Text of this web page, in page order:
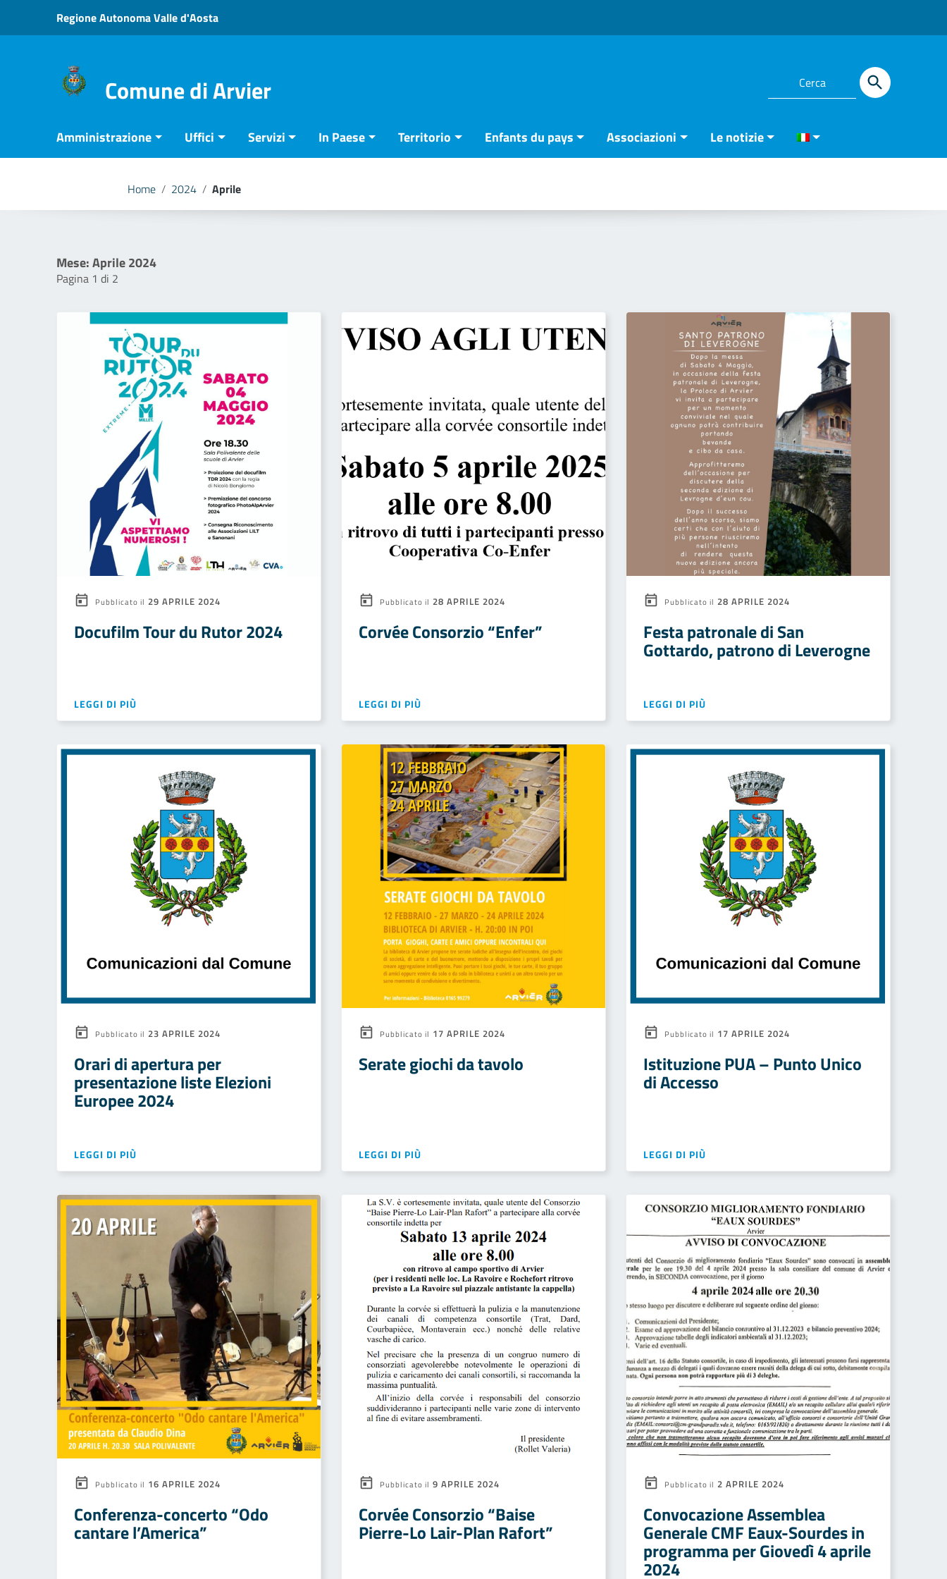
Vai ai contenuti
Vai al menu di navigazione
Regione Autonoma Valle d'Aosta
Comune di Arvier
Amministrazione Uffici Servizi In Paese Territorio Enfants du pays Associazioni Le notizie
Home / 2024 / Aprile
Mese:Aprile 2024
Pagina 1 di 2
Pubblicato il 29 APRILE 2024
Docufilm Tour du Rutor 2024
LEGGI DI PIÙ
Pubblicato il 28 APRILE 2024
Corvée Consorzio “Enfer”
LEGGI DI PIÙ
Pubblicato il 28 APRILE 2024
Festa patronale di San
Gottardo, patrono di Leverogne
LEGGI DI PIÙ
Pubblicato il 23 APRILE 2024
Orari di apertura per
presentazione liste Elezioni
Europee 2024
LEGGI DI PIÙ
Pubblicato il 17 APRILE 2024
Serate giochi da tavolo
LEGGI DI PIÙ
Pubblicato il 17 APRILE 2024
Istituzione PUA – Punto Unico
di Accesso
LEGGI DI PIÙ
Pubblicato il 16 APRILE 2024
Conferenza-concerto “Odo
cantare l’America”
Pubblicato il 9 APRILE 2024
Corvée Consorzio “Baise
Pierre-Lo Lair-Plan Rafort”
Pubblicato il 2 APRILE 2024
Convocazione Assemblea
Generale CMF Eaux-Sourdes in
programma per Giovedì 4 aprile
2024